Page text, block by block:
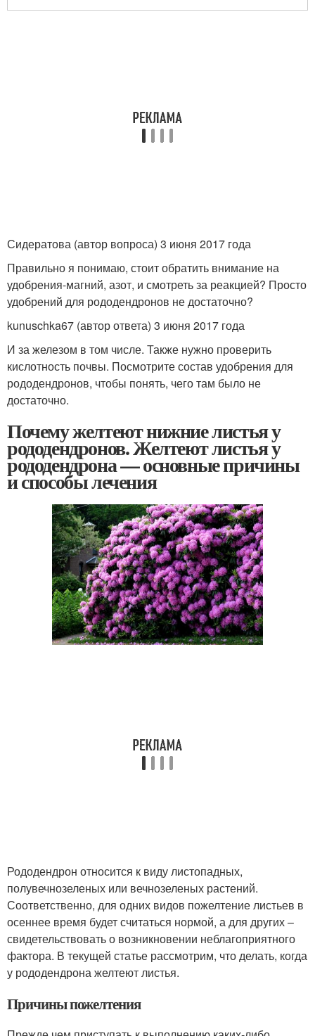
Сидератова (автор вопроса) 3 июня 2017 года
Правильно я понимаю, стоит обратить внимание на
удобрения-магний, азот, и смотреть за реакцией? Просто
удобрений для рододендронов не достаточно?
kunuschka67 (автор ответа) 3 июня 2017 года
И за железом в том числе. Также нужно проверить
кислотность почвы. Посмотрите состав удобрения для
рододендронов, чтобы понять, чего там было не
достаточно.
Почему желтеют нижние листья у
рододендронов. Желтеют листья у
рододендрона — основные причины
и способы лечения
Рододендрон относится к виду листопадных,
полувечнозеленых или вечнозеленых растений.
Соответственно, для одних видов пожелтение листьев в
осеннее время будет считаться нормой, а для других –
свидетельствовать о возникновении неблагоприятного
фактора. В текущей статье рассмотрим, что делать, когда
у рододендрона желтеют листья.
Причины пожелтения